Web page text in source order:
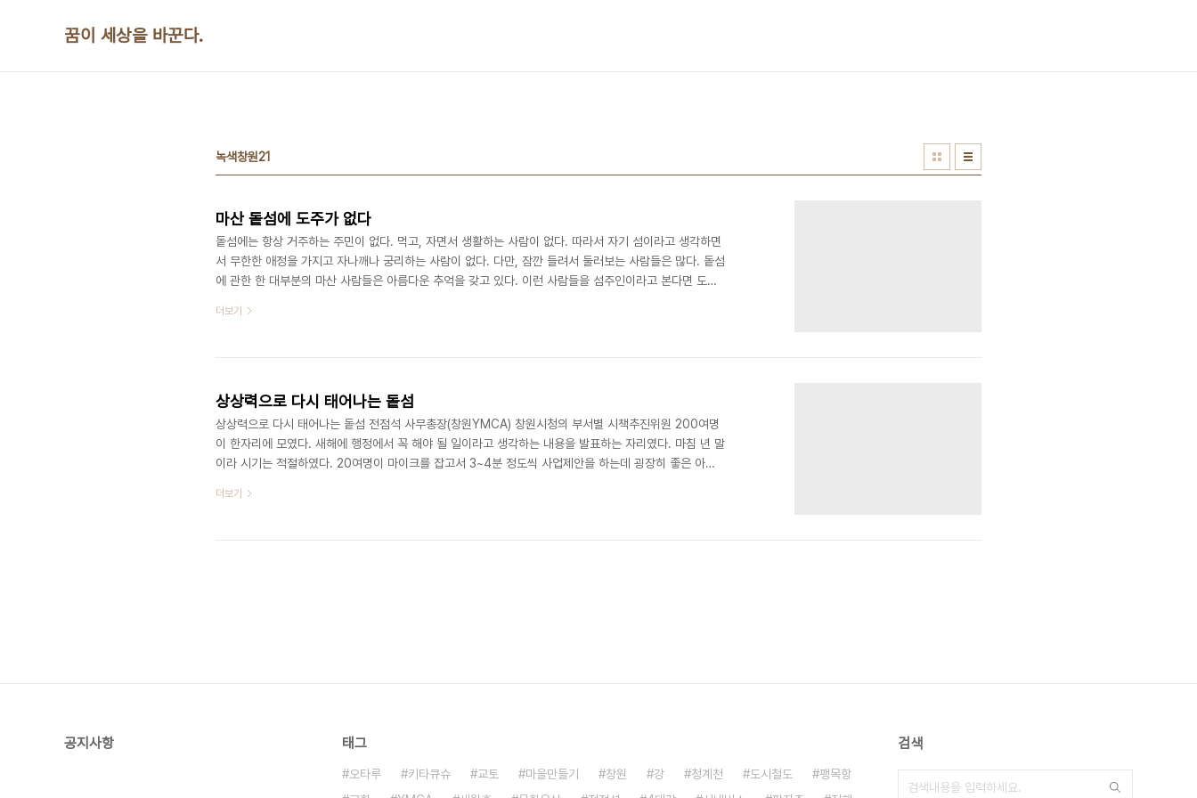
꿈이 세상을 바꾼다.
녹색창원21
마산 돝섬에 도주가 없다
돝섬에는 항상 거주하는 주민이 없다. 먹고, 자면서 생활하는 사람이 없다. 따라서 자기 섬이라고 생각하면
서 무한한 애정을 가지고 자나깨나 궁리하는 사람이 없다. 다만, 잠깐 들려서 둘러보는 사람들은 많다. 돝섬
에 관한 한 대부분의 마산 사람들은 아름다운 추억을 갖고 있다. 이런 사람들을 섬주인이라고 본다면 도주
없는 것과 같다. 분류되지 않은 정보가 쓰레기에 불과하듯이 다듬어지지 않은 아이디어는 창원시의 담당공
끗하게 철거하는 것만 서두르게 된다. 아무런 대안없이 철거만 생각하는 것은 우선순위가 바뀐 것..
더보기
상상력으로 다시 태어나는 돝섬
상상력으로 다시 태어나는 돝섬 전점석 사무총장(창원YMCA) 창원시청의 부서별 시책추진위원 200여명
이 한자리에 모였다. 새해에 행정에서 꼭 해야 될 일이라고 생각하는 내용을 발표하는 자리였다. 마침 년 말
이라 시기는 적절하였다. 20여명이 마이크를 잡고서 3~4분 정도씩 사업제안을 하는데 굉장히 좋은 아이
에 무한한 상상력에 의해 국제적인 문화생태관광지로 탈바꿈한 것이 떠올랐다. 유원지시절에는 년 간 관광
2005년에는 167만명, 지금은 200만명 이상이 드나들고 있으며 그중에는 20여 개국의 외국인..
더보기
공지사항 태그
오타루 키타큐슈 교토 마을만들기 창원 강 청계천 도시철도
팽목항
검색